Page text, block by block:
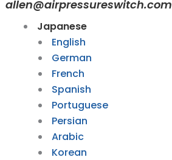
allen@airpressureswitch.com
Japanese
English
German
French
Spanish
Portuguese
Persian
Arabic
Korean